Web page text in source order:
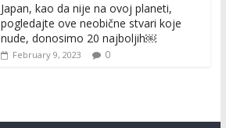
Japan, kao da nije na ovoj planeti,
pogledajte ove neobične stvari koje
nude, donosimo 20 najboljih￼
February 9, 2023 0